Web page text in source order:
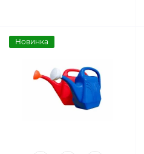
Новинка